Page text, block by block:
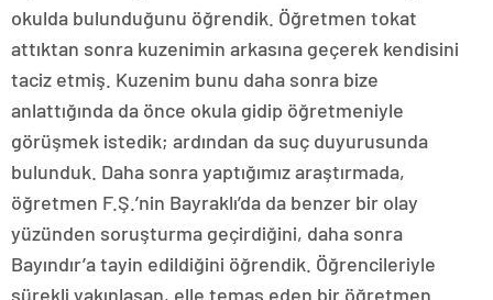
okulda bulunduğunu öğrendik. Öğretmen tokat
attıktan sonra kuzenimin arkasına geçerek kendisini
taciz etmiş. Kuzenim bunu daha sonra bize
anlattığında da önce okula gidip öğretmeniyle
görüşmek istedik; ardından da suç duyurusunda
bulunduk. Daha sonra yaptığımız araştırmada,
öğretmen F.Ş.’nin Bayraklı’da da benzer bir olay
yüzünden soruşturma geçirdiğini, daha sonra
Bayındır’a tayin edildiğini öğrendik. Öğrencileriyle
sürekli yakınlaşan, elle temas eden bir öğretmen